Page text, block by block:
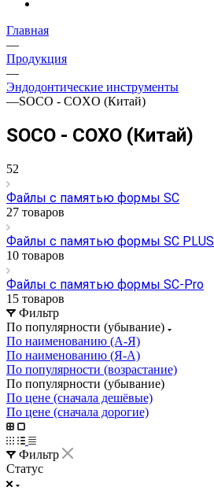
Главная
—
Продукция
—
Эндодонтические инструменты
—SOCO - COXO (Китай)
SOCO - COXO (Китай)
52
Файлы с памятью формы SC
27 товаров
Файлы с памятью формы SC PLUS
10 товаров
Файлы с памятью формы SC-Pro
15 товаров
Фильтр
По популярности (убывание)
По наименованию (А-Я)
По наименованию (Я-А)
По популярности (возрастание)
По популярности (убывание)
По цене (сначала дешёвые)
По цене (сначала дорогие)
Фильтр
Статус